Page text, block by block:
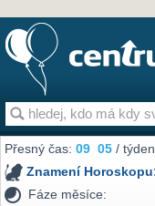
Přesný čas:09 05 /
Znamení
Fáze měsíce: